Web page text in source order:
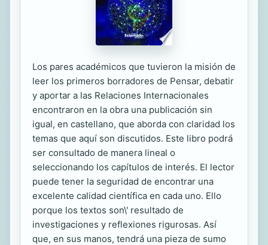
Los pares académicos que tuvieron la misión de
leer los primeros borradores de Pensar, debatir
y aportar a las Relaciones Internacionales
encontraron en la obra una publicación sin
igual, en castellano, que aborda con claridad los
temas que aquí son discutidos. Este libro podrá
ser consultado de manera lineal o
seleccionando los capítulos de interés. El lector
puede tener la seguridad de encontrar una
excelente calidad científica en cada uno. Ello
porque los textos son\' resultado de
investigaciones y reflexiones rigurosas. Así
que, en sus manos, tendrá una pieza de sumo